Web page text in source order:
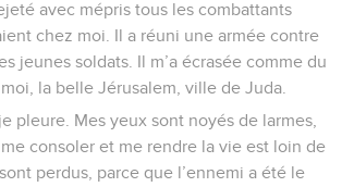
avec mépris tous les combattants
chez moi. Il a réuni une armée contre
jeunes soldats. Il m’a écrasée comme du
la belle Jérusalem, ville de Juda.
pleure. Mes yeux sont noyés de larmes,
consoler et me rendre la vie est loin de
perdus, parce que l’ennemi a été le